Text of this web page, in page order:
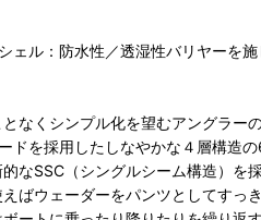
ェル：防水性／透湿性バリヤーを
なくシンプル化を望むアングラー
を採用したしなやかな４層構造
なSSC（シングルシーム構造）を
ばウェーダーをパンツとしてすっ